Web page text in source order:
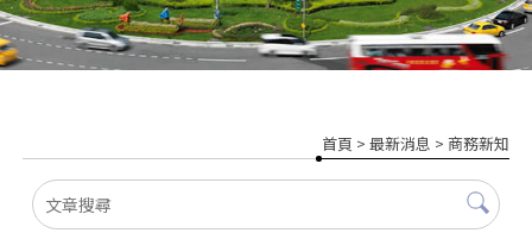
首頁 >最新消息 >商務新知